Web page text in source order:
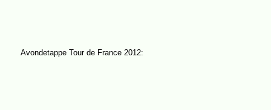
Avondetappe Tour de France 2012: